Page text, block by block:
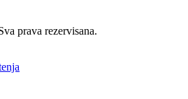
prava rezervisana.